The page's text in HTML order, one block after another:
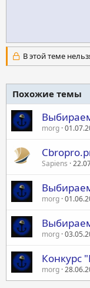
В этой теме
Похожие темы
morg
Sapiens
morg
morg
Конкурс
morg